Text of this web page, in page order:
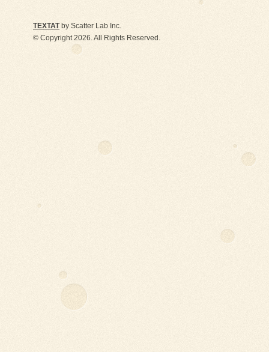
TEXTATby Scatter Lab Inc.
© Copyright 2026. All Rights Reserved.